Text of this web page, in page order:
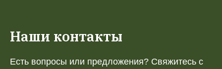
Наши контакты
Есть вопросы или предложения? Свяжитесь с